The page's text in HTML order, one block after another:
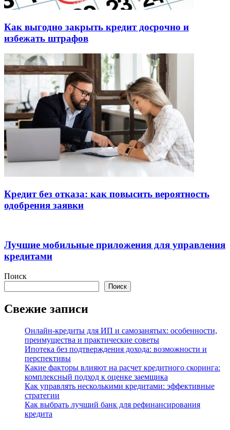
Как выгодно закрыть кредит досрочно и
избежать штрафов
Кредит без отказа: как повысить вероятность
одобрения заявки
Лучшие мобильные приложения для управления
кредитами
Поиск
Поиск
Свежие записи
Онлайн-кредиты для ИП и самозанятых: особенности,
преимущества и практические советы
Ипотека без подтверждения дохода: возможности и
перспективы
Какие факторы влияют на расчет кредитного скоринга:
комплексный подход к оценке заемщика
Как управлять несколькими кредитами: эффективные
стратегии
Как выбрать лучший банк для рефинансирования
кредита